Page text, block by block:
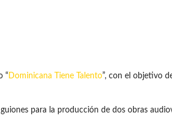
“ Dominicana Tiene Talento”, con el objetivo
para la producción de dos obras